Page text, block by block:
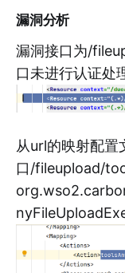
漏洞分析
漏洞接口为/
口未进行认证处
从url的映射配置
口/fileupload/